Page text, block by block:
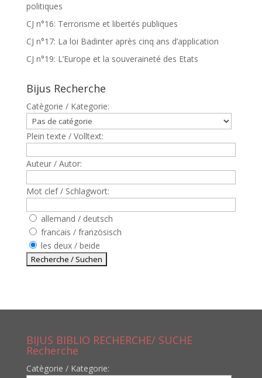
politiques
CJ n°16: Terrorisme et libertés publiques
CJ n°17: La loi Badinter après cinq ans d’application
CJ n°19: L’Europe et la souveraineté des Etats
Bijus Recherche
Catègorie / Kategorie:
Plein texte / Volltext:
Auteur / Autor:
Mot clef / Schlagwort:
allemand / deutsch
francais / französisch
les deux / beide
BIJUS BIBLIO RECHERCHE/ SUCHE
Recherche
Catègorie / Kategorie: